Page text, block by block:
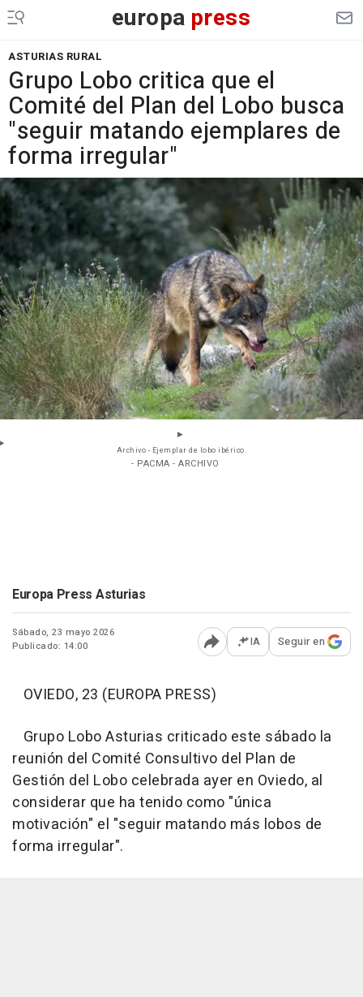
europa press
ASTURIAS RURAL
Grupo Lobo critica que el
Comité del Plan del Lobo busca
"seguir matando ejemplares de
forma irregular"
Archivo - Ejemplar de lobo ibérico.
- PACMA - ARCHIVO
Europa Press Asturias
Sábado, 23 mayo 2026
Publicado: 14:00
Abrir opciones para
IA Seguir en
OVIEDO, 23 (EUROPA PRESS)
Grupo Lobo Asturias criticado este sábado la
reunión del Comité Consultivo del Plan de
Gestión del Lobo celebrada ayer en Oviedo, al
considerar que ha tenido como "única
motivación" el "seguir matando más lobos de
forma irregular".